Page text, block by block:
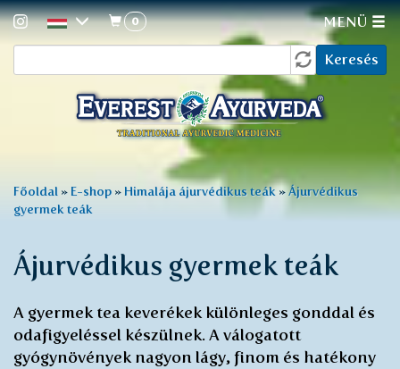
űrlap
Keresés
0 MENÜ
Jelenlegi
hely
Főoldal » E-shop » Himalája ájurvédikus teák »Ájurvédikus
gyermek teák
Ájurvédikus gyermek teák
A gyermek tea keverékek különleges gonddal és
odafigyeléssel készülnek. A válogatott
gyógynövények nagyon lágy, finom és hatékony